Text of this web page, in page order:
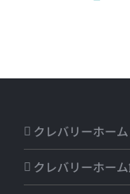
クレバリーホーム
クレバリーホー